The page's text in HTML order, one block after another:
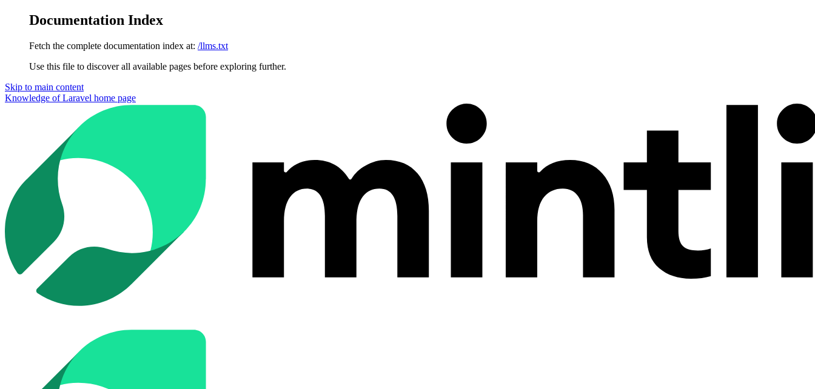
Documentation Index
Fetch the complete documentation index at: /llms.txt
Use this file to discover all available pages before exploring further.
Skip to main content
Knowledge of Laravel home page